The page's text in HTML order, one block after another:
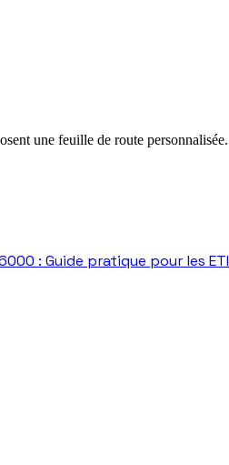
une feuille de route personnalisée.
: Guide pratique pour les ETI